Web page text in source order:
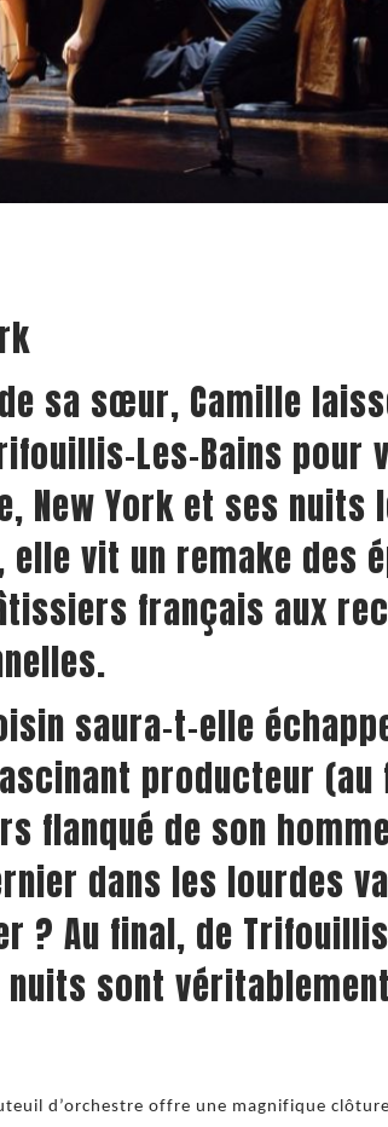
sa sœur, Camille
Les-Bains pour
New York et ses nuits
elle vit un remake des
français aux
saura-t-elle
producteur (au
flanqué de son
dans les lourdes
? Au final, de
nuits sont
d’orchestre offre une magnifique